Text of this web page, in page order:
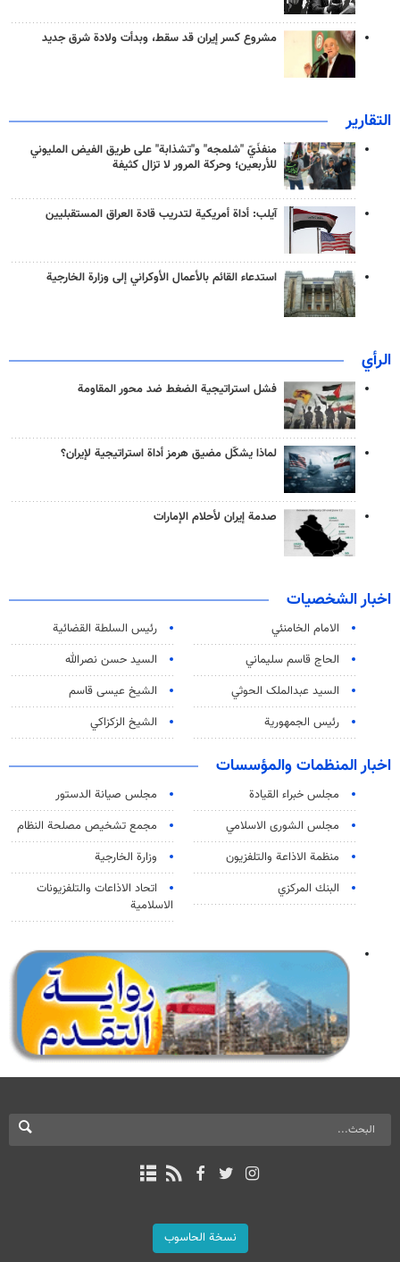
مشروع كسر إيران قد سقط، وبدأت ولادة شرق جديد
التقارير
منفذَيّ "شلمجه" و"تشذابة" على طريق الفيض المليوني
للأربعين؛ وحركة المرور لا تزال كثيفة
آيلب: أداة أمريكية لتدريب قادة العراق المستقبليين
استدعاء القائم بالأعمال الأوكراني إلى وزارة الخارجية
الرأي
فشل استراتيجية الضغط ضد محور المقاومة
لماذا يشكّل مضيق هرمز أداة استراتيجية لإيران؟
صدمة إيران لأحلام الإمارات
اخبار الشخصيات
الامام الخامنئي
رئیس السلطة القضائیة
الحاج قاسم سليماني
السيد حسن نصرالله
السید عبدالملک الحوثي
الشيخ عيسى قاسم
رئيس الجمهورية
الشيخ الزكزاكي
اخبار المنظمات والمؤسسات
مجلس خبراء القيادة
مجلس صيانة الدستور
مجلس الشورى الاسلامي
مجمع تشخيص مصلحة النظام
منظمة الاذاعة والتلفزیون
وزارة الخارجية
البنك المركزي
اتحاد الاذاعات والتلفزيونات
الاسلامية
نسخة الحاسوب